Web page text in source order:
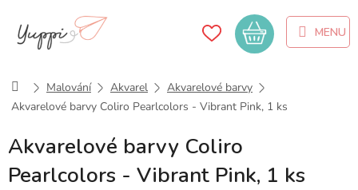
obsah
Nákupní
košík
DomůMalování Akvarel
Akvarelové barvy
Akvarelové barvy Coliro Pearlcolors - Vibrant Pink, 1 ks
Akvarelové barvy Coliro
Pearlcolors - Vibrant Pink, 1 ks